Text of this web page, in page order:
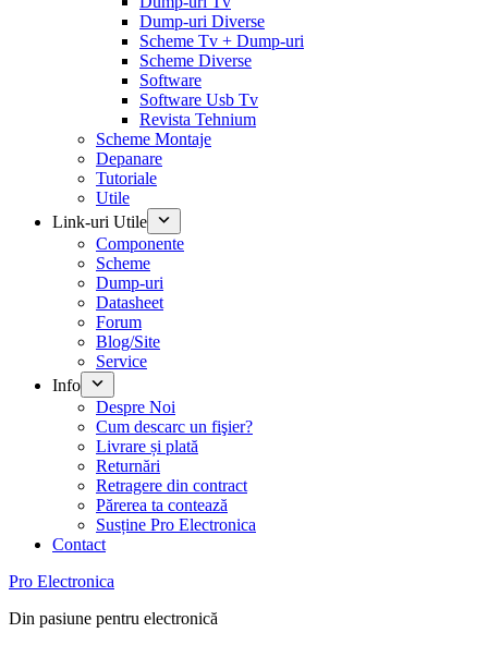
Dump-uri Diverse
Scheme Tv + Dump-uri
Scheme Diverse
Software
Software Usb Tv
Revista Tehnium
Scheme Montaje
Depanare
Tutoriale
Utile
Link-uri Utile
Componente
Scheme
Dump-uri
Datasheet
Forum
Blog/Site
Service
Info
Despre Noi
Cum descarc un fişier?
Livrare și plată
Returnări
Retragere din contract
Părerea ta contează
Susține Pro Electronica
Contact
Pro Electronica
Din pasiune pentru electronică